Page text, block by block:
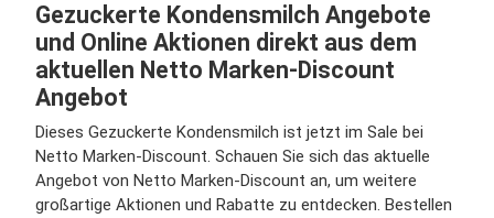
Gezuckerte Kondensmilch Angebote
und Online Aktionen direkt aus dem
aktuellen Netto Marken-Discount
Angebot
Dieses Gezuckerte Kondensmilch ist jetzt im Sale bei
Netto Marken-Discount. Schauen Sie sich das aktuelle
Angebot von Netto Marken-Discount an, um weitere
großartige Aktionen und Rabatte zu entdecken. Bestellen